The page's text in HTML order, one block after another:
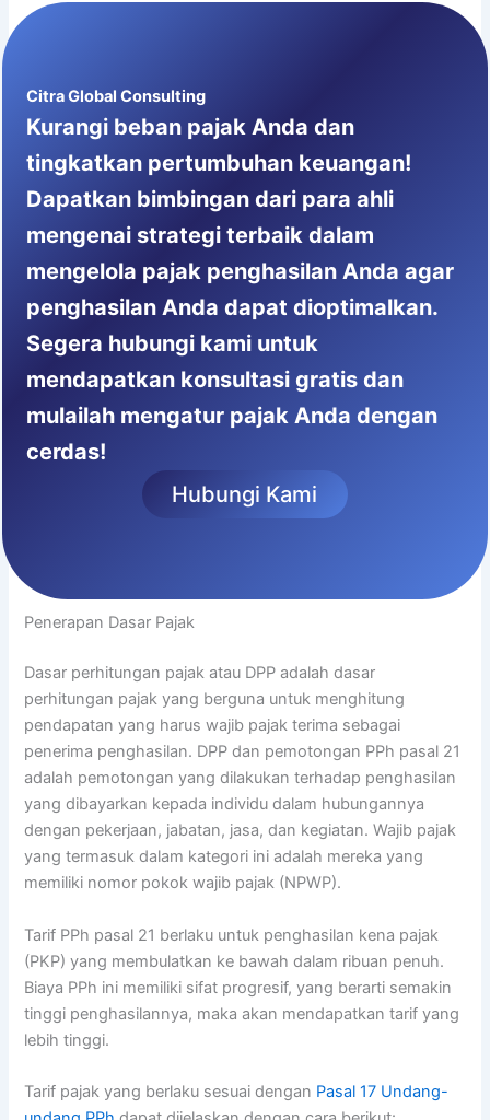
Citra Global Consulting
Kurangi beban pajak Anda dan
tingkatkan pertumbuhan keuangan!
Dapatkan bimbingan dari para ahli
mengenai strategi terbaik dalam
mengelola pajak penghasilan Anda agar
penghasilan Anda dapat dioptimalkan.
Segera hubungi kami untuk
mendapatkan konsultasi gratis dan
mulailah mengatur pajak Anda dengan
cerdas!
Hubungi Kami
Penerapan Dasar Pajak
Dasar perhitungan pajak atau DPP adalah dasar
perhitungan pajak yang berguna untuk menghitung
pendapatan yang harus wajib pajak terima sebagai
penerima penghasilan. DPP dan pemotongan PPh pasal 21
adalah pemotongan yang dilakukan terhadap penghasilan
yang dibayarkan kepada individu dalam hubungannya
dengan pekerjaan, jabatan, jasa, dan kegiatan. Wajib pajak
yang termasuk dalam kategori ini adalah mereka yang
memiliki nomor pokok wajib pajak (NPWP).
Tarif PPh pasal 21 berlaku untuk penghasilan kena pajak
(PKP) yang membulatkan ke bawah dalam ribuan penuh.
Biaya PPh ini memiliki sifat progresif, yang berarti semakin
tinggi penghasilannya, maka akan mendapatkan tarif yang
lebih tinggi.
Tarif pajak yang berlaku sesuai dengan Pasal 17 Undang-